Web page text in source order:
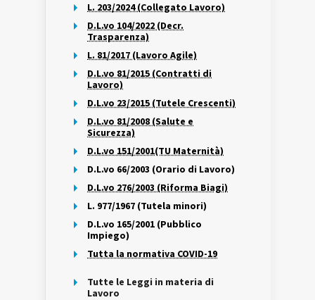
L. 203/2024 (Collegato Lavoro)
D.L.vo 104/2022 (Decr.
Trasparenza)
L. 81/2017 (Lavoro Agile)
D.L.vo 81/2015 (Contratti di
Lavoro)
D.L.vo 23/2015 (Tutele Crescenti)
D.L.vo 81/2008 (Salute e
Sicurezza)
D.L.vo 151/2001(TU Maternità)
D.L.vo 66/2003 (Orario di Lavoro)
D.L.vo 276/2003 (Riforma Biagi)
L. 977/1967 (Tutela minori)
D.L.vo 165/2001 (Pubblico
Impiego)
Tutta la normativa COVID-19
Tutte le Leggi in materia di
Lavoro